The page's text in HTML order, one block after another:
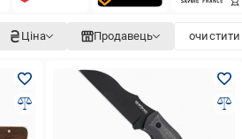
Ціна Продавець очистити